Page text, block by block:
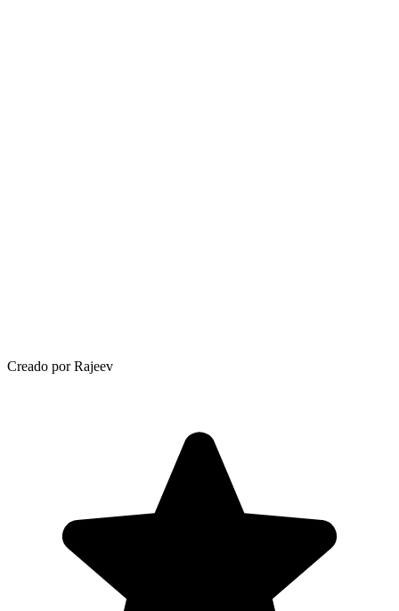
Creado por Rajeev